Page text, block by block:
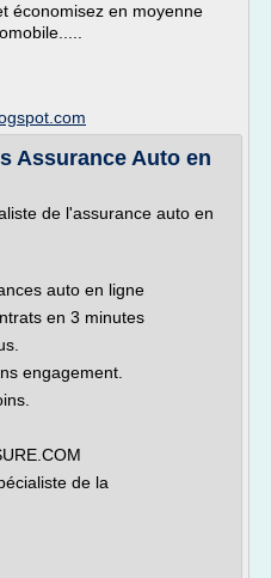
économisez en moyenne
Assurance Auto en
de l'assurance auto en
auto en ligne
en 3 minutes
engagement.
de la